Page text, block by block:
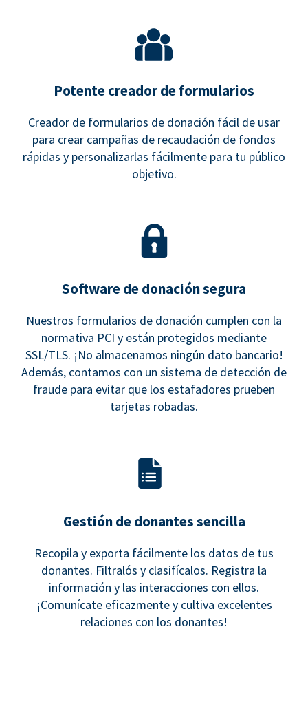
Potente creador de formularios
Creador de formularios de donación fácil de usar
para crear campañas de recaudación de fondos
rápidas y personalizarlas fácilmente para tu público
objetivo.
Software de donación segura
Nuestros formularios de donación cumplen con la
normativa PCI y están protegidos mediante
SSL/TLS. ¡No almacenamos ningún dato bancario!
Además, contamos con un sistema de detección de
fraude para evitar que los estafadores prueben
tarjetas robadas.
Gestión de donantes sencilla
Recopila y exporta fácilmente los datos de tus
donantes. Filtralós y clasifícalos. Registra la
información y las interacciones con ellos.
¡Comunícate eficazmente y cultiva excelentes
relaciones con los donantes!